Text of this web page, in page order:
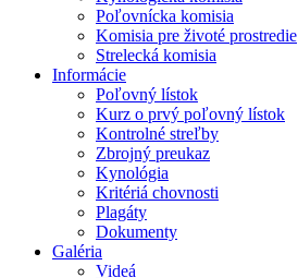
Poľovnícka komisia
Komisia pre životé prostredie
Strelecká komisia
Informácie
Poľovný lístok
Kurz o prvý poľovný lístok
Kontrolné streľby
Zbrojný preukaz
Kynológia
Kritériá chovnosti
Plagáty
Dokumenty
Galéria
Videá